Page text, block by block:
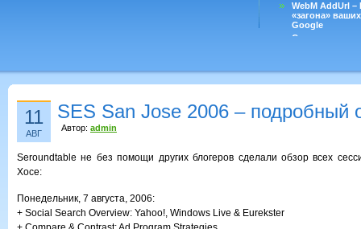
WebM AddUrl
«загона»
Google
Существует
11
АВГ
SES San Jose 2006 – подробный
Автор: admin
Seroundtable не без помощи других блогеров сделали обзор всех
Хосе:
Понедельник, 7 августа, 2006:
+ Social Search Overview: Yahoo!, Windows Live & Eurekster